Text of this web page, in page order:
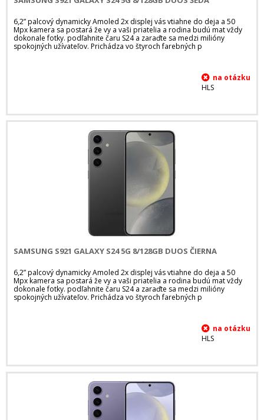
6,2” palcový dynamicky Amoled 2x displej vás vtiahne do deja a 50
Mpx kamera sa postará že vy a vaši priatelia a rodina budú mat vždy
dokonale fotky. podľahnite čaru S24 a zaraďte sa medzi milióny
spokojných užívateľov. Prichádza vo štyroch farebných p
HLS
SAMSUNG S921 GALAXY S24 5G 8/128GB DUOS ČIERNA
6,2” palcový dynamicky Amoled 2x displej vás vtiahne do deja a 50
Mpx kamera sa postará že vy a vaši priatelia a rodina budú mat vždy
dokonale fotky. podľahnite čaru S24 a zaraďte sa medzi milióny
spokojných užívateľov. Prichádza vo štyroch farebných p
HLS